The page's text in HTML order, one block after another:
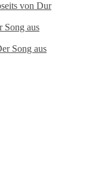
von Dur
Song aus
Song aus